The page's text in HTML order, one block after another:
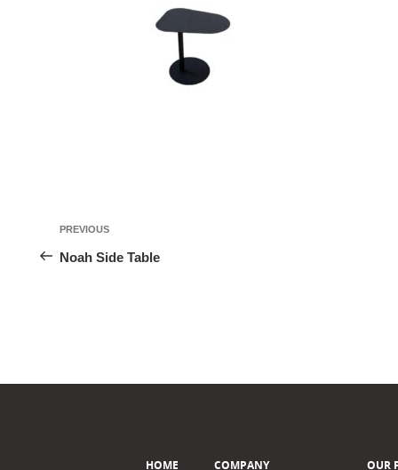
投
稿
シ
Previous
Post
PREVIOUS
Noah Side Table
HOME COMPANY OUR